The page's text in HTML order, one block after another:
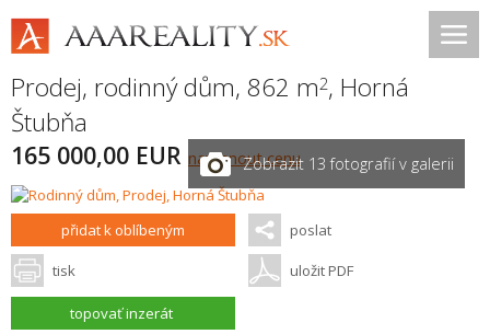
Prodej, rodinný dům, 862 m2, Horná
Štubňa
165 000,00 EUR navrhnout cenuZobrazit 13 fotografií v galerii
přidat k oblíbeným poslat
tisk uložit PDF
topovať inzerát